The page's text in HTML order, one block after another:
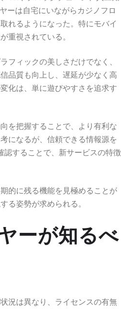
ーは自宅にいながらカジノフロ
れるようになった。特にモバイ
重視されている。
フィックの美しさだけでなく、
品質も向上し、遅延が少なく高
化は、単に遊びやすさを追求す
を把握することで、より有利な
になるが、信頼できる情報源を
認することで、新サービスの特徴
的に残る機能を見極めることが
る姿勢が求められる。
ーが知るべ
況は異なり、ライセンスの有無